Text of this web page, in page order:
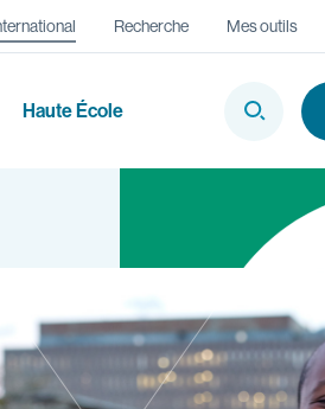
Haute École Afficher
Recherche Mes outils